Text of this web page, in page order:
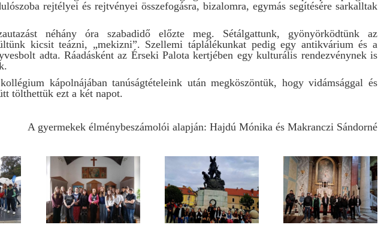
rejtélyei és rejtvényei összefogásra, bizalomra, egymás segítésére sarkalltak
néhány óra szabadidő előzte meg. Sétálgattunk, gyönyörködtünk az
kicsit teázni, „mekizni”. Szellemi táplálékunkat pedig egy antikvárium és a
adta. Ráadásként az Érseki Palota kertjében egy kulturális rendezvénynek is
kápolnájában tanúságtételeink után megköszöntük, hogy vidámsággal és
tölthettük ezt a két napot.
A gyermekek élménybeszámolói alapján: Hajdú Mónika és Makranczi Sándorné